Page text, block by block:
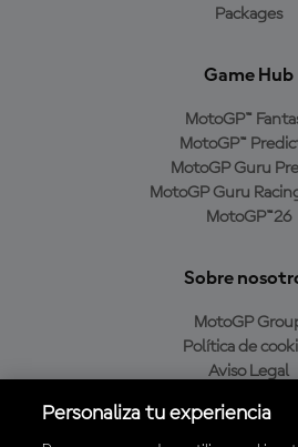
Packages
Game Hub
MotoGP™
MotoGP™
MotoGP Guru
MotoGP Guru
MotoGP™26
Sobre
MotoGP
Política de
Aviso Legal
Política de
Personaliza tu experiencia